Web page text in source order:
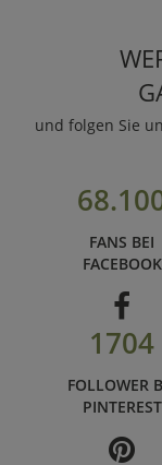
und folgen Sie
FANS BEI
FACEBOOK
1704
FOLLOWER
PINTEREST